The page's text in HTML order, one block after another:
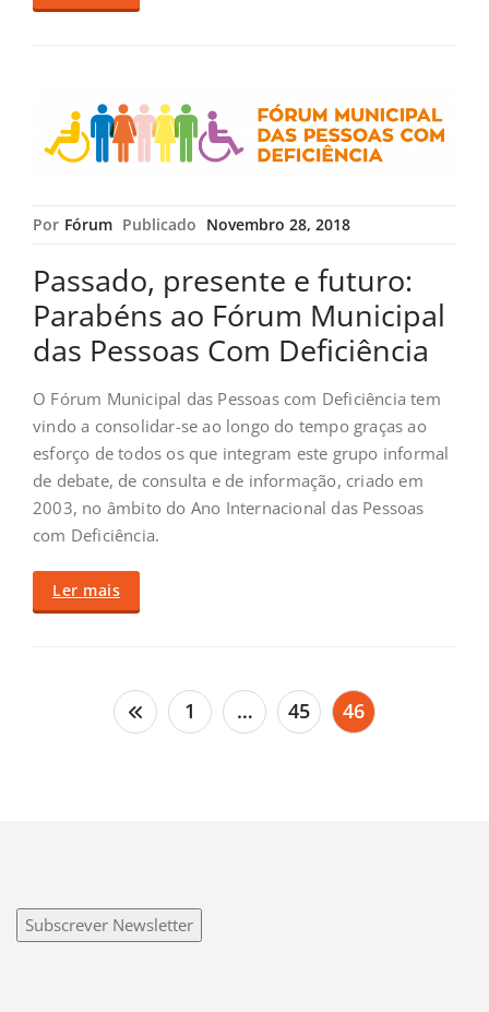
Por Fórum Publicado Novembro 28, 2018
Passado, presente e futuro:
Parabéns ao Fórum Municipal
das Pessoas Com Deficiência
O Fórum Municipal das Pessoas com Deficiência tem
vindo a consolidar-se ao longo do tempo graças ao
esforço de todos os que integram este grupo informal
de debate, de consulta e de informação, criado em
2003, no âmbito do Ano Internacional das Pessoas
com Deficiência.
Ler mais
Paginação 1 … 45 46
Subscrever Newsletter